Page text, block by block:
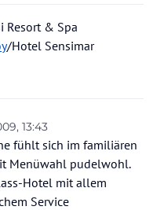
Resort & Spa
/Hotel Sensimar
13:43
fühlt sich im familiären
Menüwahl pudelwohl.
Hotel mit allem
Service